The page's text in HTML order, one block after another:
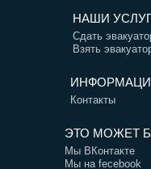
НАШИ
Сдать
Взять
Контакты
ЭТО МОЖЕТ
Мы ВКонтакте
Мы на fecebook